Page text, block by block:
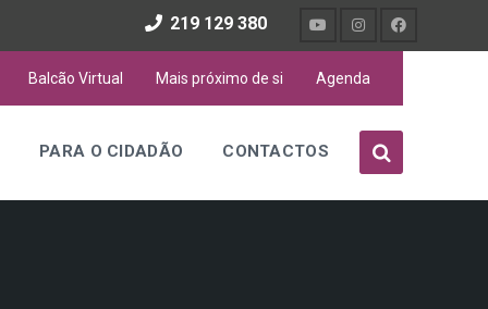
219 129 380
Balcão Virtual Mais próximo de si Agenda
PARA O CIDADÃO CONTACTOS